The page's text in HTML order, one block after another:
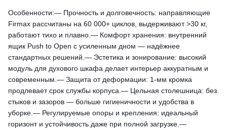
Особенности:— Прочность и долговечность: направляющие
Firmax рассчитаны на 60 000+ циклов, выдерживают >30 кг,
работают тихо и плавно.— Комфорт хранения: внутренний
ящик Push to Open с усиленным дном — надёжнее
стандартных решений.— Эстетика и зонирование: высокий
модуль для духового шкафа делает интерьер аккуратным и
современным.— Защита от деформации: 1-мм кромка
продлевает срок службы корпуса.— Цельная столешница: без
стыков и зазоров — больше гигиеничности и удобства в
уборке.— Регулируемые опоры и крепления: идеальный
горизонт и устойчивость даже при полной загрузке.—